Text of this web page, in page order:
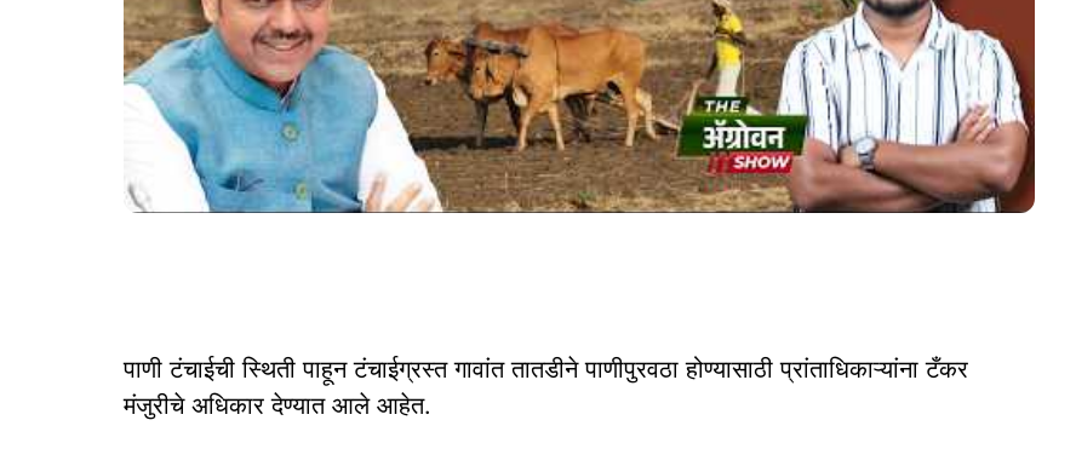
पाणी टंचाईची स्थिती पाहून टंचाईग्रस्त गावांत तातडीने पाणीपुरवठा होण्यासाठी प्रांताधिकाऱ्यांना टँकर
मंजुरीचे अधिकार देण्यात आले आहेत.